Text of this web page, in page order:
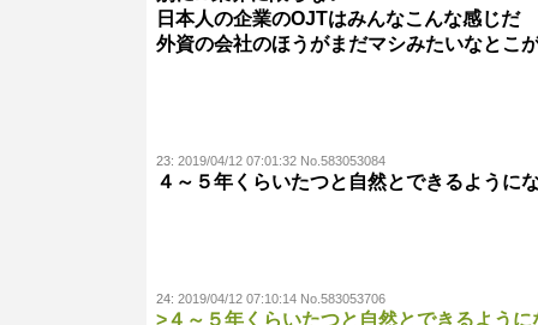
日本人の企業のOJTはみんなこんな感じだ
外資の会社のほうがまだマシみたいなとこ
23: 2019/04/12 07:01:32 No.583053084
４～５年くらいたつと自然とできるように
24: 2019/04/12 07:10:14 No.583053706
>４～５年くらいたつと自然とできるように